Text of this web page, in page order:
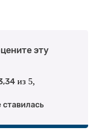
эту
из 5,
ставилась